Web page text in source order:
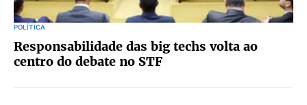
POLÍTICA
Responsabilidade das big techs volta ao
centro do debate no STF